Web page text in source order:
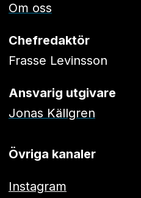
Om oss
Chefredaktör
Frasse Levinsson
Ansvarig utgivare
Jonas Källgren
Övriga kanaler
Instagram